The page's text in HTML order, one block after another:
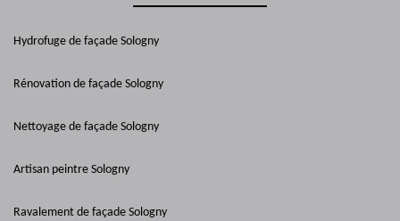
Hydrofuge de façade Sologny
Rénovation de façade Sologny
Nettoyage de façade Sologny
Artisan peintre Sologny
Ravalement de façade Sologny